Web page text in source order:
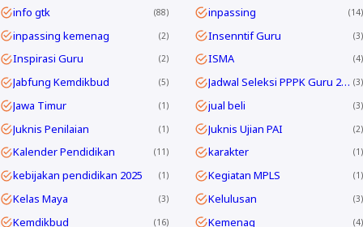
info gtk 88 inpassing 14
inpassing kemenag 2 Insenntif Guru 3
Inspirasi Guru 2 ISMA 4
Jabfung Kemdikbud 5 Jadwal Seleksi PPPK Guru 2024 3
Jawa Timur 1 jual beli 3
Juknis Penilaian 1 Juknis Ujian PAI 2
Kalender Pendidikan 11 karakter 1
kebijakan pendidikan 2025 1 Kegiatan MPLS 1
Kelas Maya 3 Kelulusan 3
Kemdikbud 16 Kemenag 4